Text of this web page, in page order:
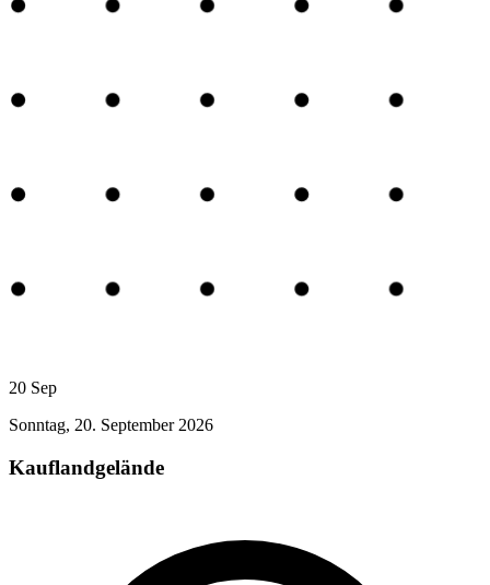
20 Sep
Sonntag, 20. September 2026
Kauflandgelände